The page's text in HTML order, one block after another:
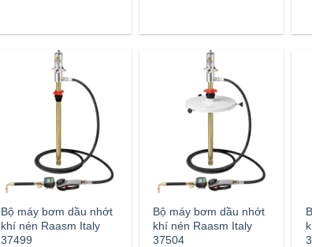
Bộ máy bơm dầu nhớt
khí nén Raasm Italy
37499
Bộ máy bơm dầu nhớt
khí nén Raasm Italy
37504